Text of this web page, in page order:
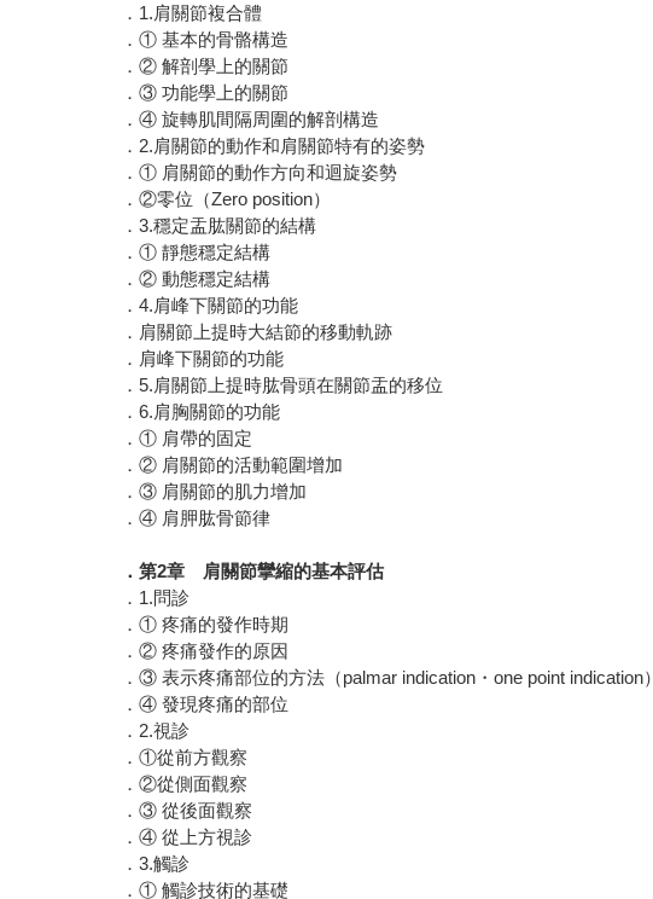
．1.肩關節複合體
．① 基本的骨骼構造
．② 解剖學上的關節
．③ 功能學上的關節
．④ 旋轉肌間隔周圍的解剖構造
．2.肩關節的動作和肩關節特有的姿勢
．① 肩關節的動作方向和迴旋姿勢
．②零位（Zero position）
．3.穩定盂肱關節的結構
．① 靜態穩定結構
．② 動態穩定結構
．4.肩峰下關節的功能
．肩關節上提時大結節的移動軌跡
．肩峰下關節的功能
．5.肩關節上提時肱骨頭在關節盂的移位
．6.肩胸關節的功能
．① 肩帶的固定
．② 肩關節的活動範圍增加
．③ 肩關節的肌力增加
．④ 肩胛肱骨節律
．第2章 肩關節攣縮的基本評估
．1.問診
．① 疼痛的發作時期
．② 疼痛發作的原因
．③ 表示疼痛部位的方法（palmar indication・one point indication）
．④ 發現疼痛的部位
．2.視診
．①從前方觀察
．②從側面觀察
．③ 從後面觀察
．④ 從上方視診
．3.觸診
．① 觸診技術的基礎